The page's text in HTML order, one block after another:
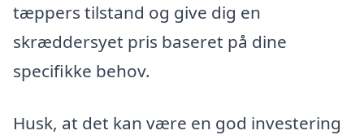
tæppers tilstand og give dig en
skræddersyet pris baseret på dine
specifikke behov.
Husk, at det kan være en god investering